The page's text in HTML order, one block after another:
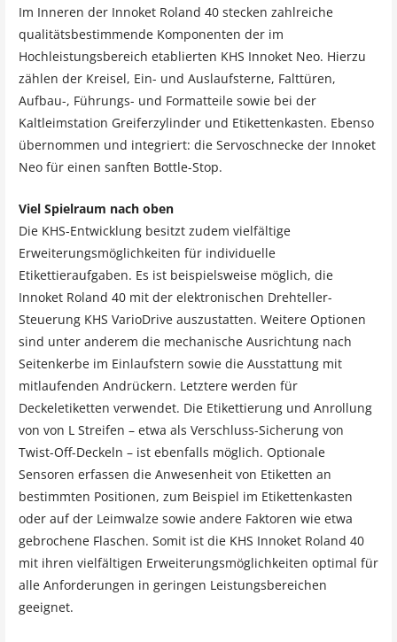
Im Inneren der Innoket Roland 40 stecken zahlreiche
qualitätsbestimmende Komponenten der im
Hochleistungsbereich etablierten KHS Innoket Neo. Hierzu
zählen der Kreisel, Ein- und Auslaufsterne, Falttüren,
Aufbau-, Führungs- und Formatteile sowie bei der
Kaltleimstation Greiferzylinder und Etikettenkasten. Ebenso
übernommen und integriert: die Servoschnecke der Innoket
Neo für einen sanften Bottle-Stop.
Viel Spielraum nach oben
Die KHS-Entwicklung besitzt zudem vielfältige
Erweiterungsmöglichkeiten für individuelle
Etikettieraufgaben. Es ist beispielsweise möglich, die
Innoket Roland 40 mit der elektronischen Drehteller-
Steuerung KHS VarioDrive auszustatten. Weitere Optionen
sind unter anderem die mechanische Ausrichtung nach
Seitenkerbe im Einlaufstern sowie die Ausstattung mit
mitlaufenden Andrückern. Letztere werden für
Deckeletiketten verwendet. Die Etikettierung und Anrollung
von von L Streifen – etwa als Verschluss-Sicherung von
Twist-Off-Deckeln – ist ebenfalls möglich. Optionale
Sensoren erfassen die Anwesenheit von Etiketten an
bestimmten Positionen, zum Beispiel im Etikettenkasten
oder auf der Leimwalze sowie andere Faktoren wie etwa
gebrochene Flaschen. Somit ist die KHS Innoket Roland 40
mit ihren vielfältigen Erweiterungsmöglichkeiten optimal für
alle Anforderungen in geringen Leistungsbereichen
geeignet.